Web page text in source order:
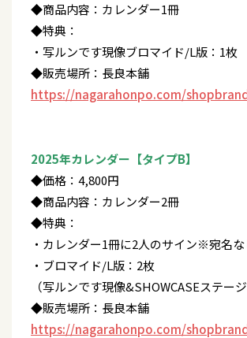
◆商品内容：カレンダー1冊
◆特典：
・写ルンです現像ブロマイド/L版：1枚
◆販売場所：長良本舗
https://nagarahonpo.com/
2025年カレンダー【タイプB】
◆価格：4,800円
◆商品内容：カレンダー2冊
◆特典：
・カレンダー1冊に2人のサイン※宛名な
・ブロマイド/L版：2枚
（写ルンです現像&SHOWCASEステージ
◆販売場所：長良本舗
https://nagarahonpo.com/